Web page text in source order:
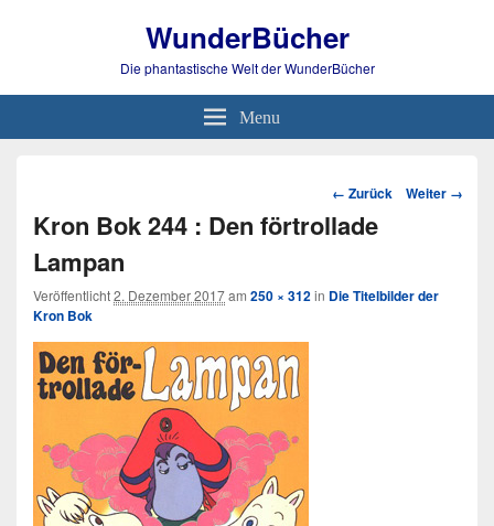
WunderBücher
Die phantastische Welt der WunderBücher
Menu
Bild-
Navigation
← Zurück Weiter →
Kron Bok 244 : Den förtrollade
Lampan
Veröffentlicht2. Dezember 2017am 250 × 312in Die Titelbilder der
Kron Bok